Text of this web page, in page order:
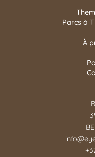
Parcs à
À